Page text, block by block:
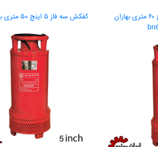
پمپ کفکش سه فاز ۴ اینچ ۶۰ متری بهاران
کفکش سه فاز ۵ اینچ ۵۰ متری بهاران نوین